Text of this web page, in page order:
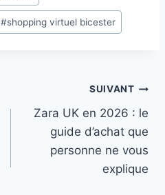
#shopping virtuel bicester
SUIVANT
Zara UK en 2026 : le
guide d’achat que
personne ne vous
explique